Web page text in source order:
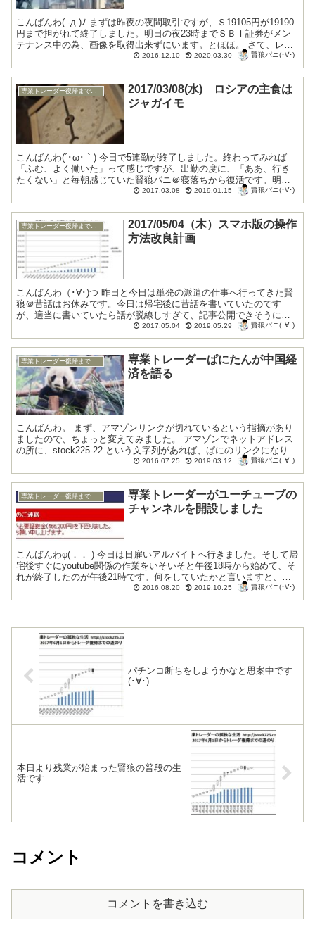
こんばんわ( -д-)ﾉ まずは昨夜の夜間取引ですが、Ｓ19105円が19190
円まで担がれて終了しました。明日の夜23時までＳＢＩ証券がメン
テナンス中の為、画像を取得出来ずにいます。とほほ。 さて、レバ
2016.12.10 2020.03.30 賢狼パニ(･∀･)
専業トレーダー復帰までの底辺生活編
2017/03/08(水) ロシアの主食は
ジャガイモ
こんばんわ(´･ω･｀) 今日で5連勤が終了しました。終わってみれば
「ふむ、よく働いた」って感じですが、出勤の度に、「ああ、行き
たくない」と毎朝感じていた賢狼パニ＠寝落ちから復活です。明日
と明後日は仕事は休みですが、いろいろと...
2017.03.08 2019.01.15 賢狼パニ(･∀･)
専業トレーダー復帰までの底辺生活編
2017/05/04（木）スマホ版の操作
方法改良計画
こんばんわ（･∀･)つ 昨日と今日は単発の派遣の仕事へ行ってきた賢
狼＠昔話はお休みです。今日は帰宅後に昔話を書いていたのです
が、適当に書いていたら話が脱線しすぎて、記事公開できそうにな
い状態になってしまったので、本日は通常更新...
2017.05.04 2019.05.29 賢狼パニ(･∀･)
専業トレーダー復帰までの底辺生活編
専業トレーダーぱにたんが中国経
済を語る
こんばんわ。 まず、アマゾンリンクが切れているという指摘があり
ましたので、ちょっと変えてみました。 アマゾンでネットアドレス
の所に、stock225-22 という文字列があれば、ぱにのリンクになりま
す。不安な方は、アマゾンの...2016.07.25 2019.03.12 賢狼パニ(･∀･)
専業トレーダー復帰までの底辺生活編
専業トレーダーがユーチューブの
チャンネルを開設しました
こんばんわφ(．． ) 今日は日雇いアルバイトへ行きました。そして帰
宅後すぐにyoutube関係の作業をいそいそと午後18時から始めて、そ
れが終了したのが午後21時です。何をしていたかと言いますと、自
分の動画チャンネルのページ上部に表...
2016.08.20 2019.10.25 賢狼パニ(･∀･)
パチンコ断ちをしようかなと思案中です
(･∀･)
本日より残業が始まった賢狼の普段の生
活です
コメント
コメントを書き込む